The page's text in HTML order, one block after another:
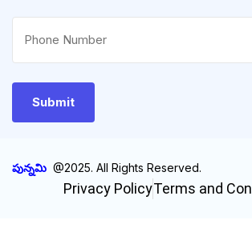
పున్నమి @2025. All Rights Reserved.
Privacy PolicyTerms and